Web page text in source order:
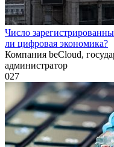
Число
ли цифровая экономика?
Компания beCloud,
администратор
027